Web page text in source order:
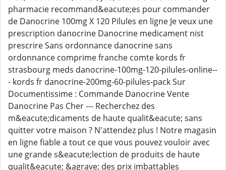
pharmacie recommand&eacute;es pour commander
de Danocrine 100mg X 120 Pilules en ligne Je veux une
prescription danocrine Danocrine medicament nist
prescrire Sans ordonnance danocrine sans
ordonnance comprime franche comte kords fr
strasbourg meds danocrine-100mg-120-pilules-online--
- kords fr danocrine-200mg-60-pilules-pack Sur
Documentissime : Commande Danocrine Vente
Danocrine Pas Cher --- Recherchez des
m&eacute;dicaments de haute qualit&eacute; sans
quitter votre maison ? N'attendez plus ! Notre magasin
en ligne fiable a tout ce que vous pouvez vouloir avec
une grande s&eacute;lection de produits de haute
qualit&eacute; &agrave; des prix imbattables